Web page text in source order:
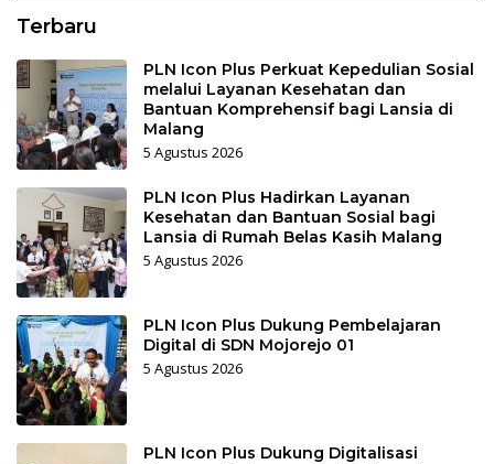
Terbaru
PLN Icon Plus Perkuat Kepedulian Sosial
melalui Layanan Kesehatan dan
Bantuan Komprehensif bagi Lansia di
Malang
5 Agustus 2026
PLN Icon Plus Hadirkan Layanan
Kesehatan dan Bantuan Sosial bagi
Lansia di Rumah Belas Kasih Malang
5 Agustus 2026
PLN Icon Plus Dukung Pembelajaran
Digital di SDN Mojorejo 01
5 Agustus 2026
PLN Icon Plus Dukung Digitalisasi